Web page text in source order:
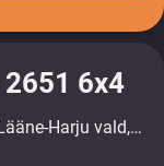
6x4
Kooli 10, Rummu alevik, 76102, Lääne-Harju vald, Harjumaa